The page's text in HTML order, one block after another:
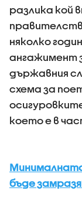
разлика кой
няколко
ангажимент
държавния
схема за
което е в
бъде